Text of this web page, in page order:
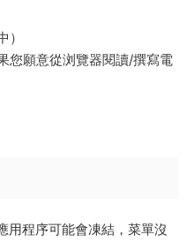
您願意從浏覽器閱讀/撰寫電
用程序可能會凍結，菜單沒